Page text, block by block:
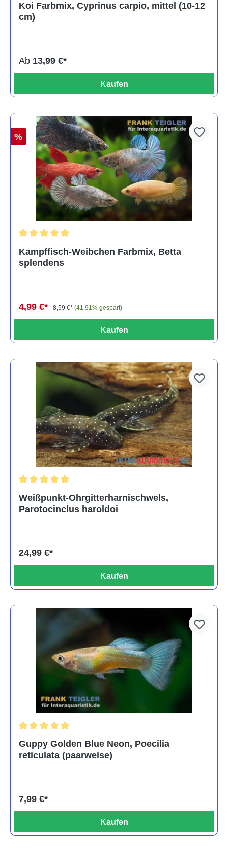
Koi Farbmix, Cyprinus carpio, mittel (10-12
cm)
Ab 13,99 €*
Kaufen
%
Kampffisch-Weibchen Farbmix, Betta
splendens
4,99 €* 8,59 €* (41.91% gespart)
Kaufen
Weißpunkt-Ohrgitterharnischwels,
Parotocinclus haroldoi
24,99 €*
Kaufen
Guppy Golden Blue Neon, Poecilia
reticulata (paarweise)
7,99 €*
Kaufen